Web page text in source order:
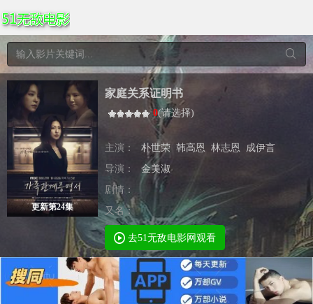
更新第24集
家庭关系证明书
0(请选择)
主演： 朴世荣 韩高恩 林志恩
成伊言
导演：
金美淑
剧情：
又名：
去51无敌电影网观看